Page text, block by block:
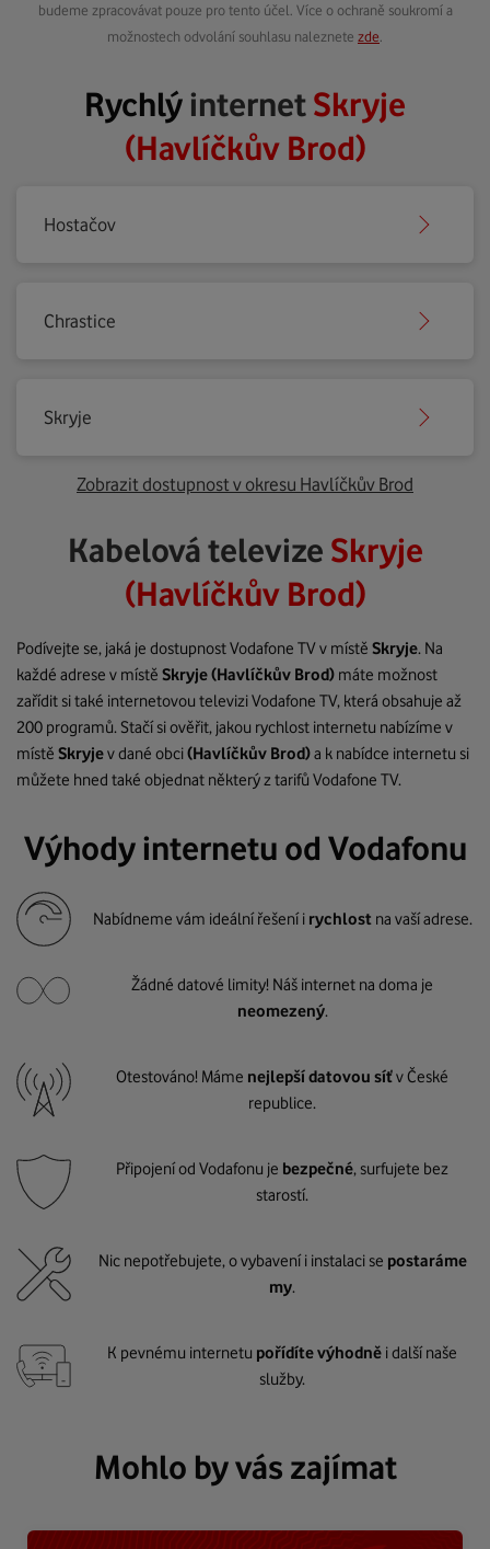
budeme zpracovávat pouze pro tento účel. Více o ochraně soukromí a
možnostech odvolání souhlasu naleznete zde
RychlýinternetSkryje
(Havlíčkův Brod)
Hostačov
Chrastice
Skryje
Zobrazit dostupnost v okresu Havlíčkův Brod
Kabelová televize Skryje
(Havlíčkův Brod)
Podívejte se, jaká je dostupnost Vodafone TV v místě Skryje. Na
každé adrese v místě Skryje(Havlíčkův Brod) máte možnost
zařídit si také internetovou televizi Vodafone TV, která obsahuje až
200 programů. Stačí si ověřit, jakou rychlost internetu nabízíme v
místě Skryjev dané obci(Havlíčkův Brod)a k nabídce internetu si
můžete hned také objednat některý z tarifů Vodafone TV.
Výhody internetu od Vodafonu
Nabídneme vám ideální řešení i rychlost na vaší adrese.
Žádné datové limity! Náš internet na doma je
neomezený.
Otestováno! Máme nejlepší datovou síťv České
republice.
Připojení od Vodafonu je bezpečné, surfujete bez
starostí.
Nic nepotřebujete, o vybavení i instalaci se postaráme
my.
K pevnému internetu pořídíte výhodně i další naše
služby.
Mohlo by vás zajímat